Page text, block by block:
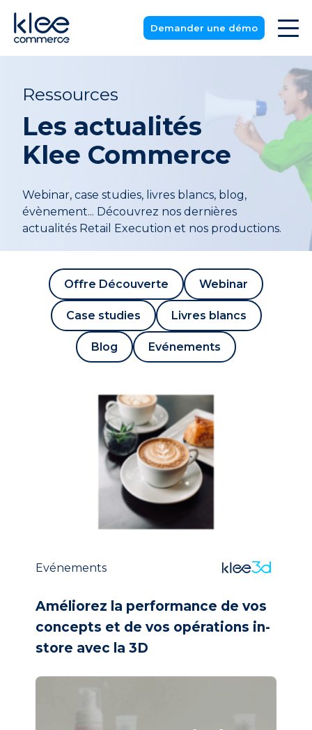
Demander une démo
Ressources
Les actualités
Klee Commerce
Webinar, case studies, livres blancs, blog,
évènement... Découvrez nos dernières
actualités Retail Execution et nos productions.
Offre Découverte Webinar
Case studies Livres blancs
Blog Evénements
Evénements
Améliorez la performance de vos
concepts et de vos opérations in-
store avec la 3D